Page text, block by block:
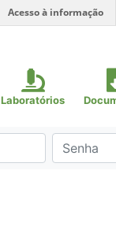
Acesso à informação
Laboratórios